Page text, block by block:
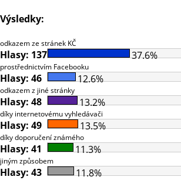
Výsledky:
odkazem ze stránek KČ
Hlasy: 137 37.6%
prostřednictvím Facebooku
Hlasy: 46 12.6%
odkazem z jiné stránky
Hlasy: 48 13.2%
díky internetovému vyhledávači
Hlasy: 49 13.5%
díky doporučení známého
Hlasy: 41 11.3%
jiným způsobem
Hlasy: 43
11.8%